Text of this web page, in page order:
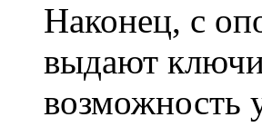
Наконец, с
выдают
возможность